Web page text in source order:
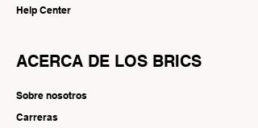
Help Center
ACERCA DE LOS BRICS
Sobre nosotros
Carreras